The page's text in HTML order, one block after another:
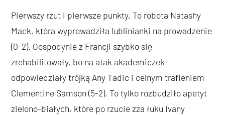
Pierwszy rzut i pierwsze punkty. To robota Natashy
Mack, która wyprowadziła lublinianki na prowadzenie
(0-2). Gospodynie z Francji szybko się
zrehabilitowały, bo na atak akademiczek
odpowiedziały trójką Any Tadic i celnym trafieniem
Clementine Samson (5-2). To tylko rozbudziło apetyt
zielono-białych, które po rzucie zza łuku Ivany